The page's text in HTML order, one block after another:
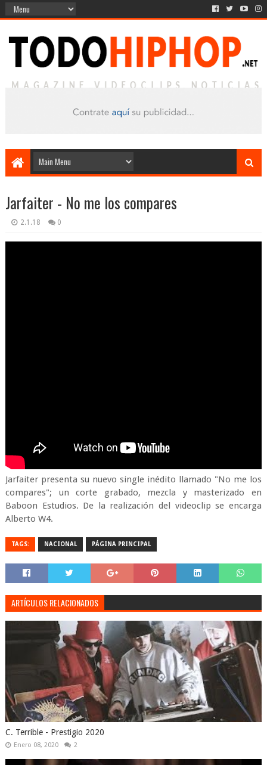
Jarfaiter - No me los compares
2.1.18 0
Jarfaiter presenta su nuevo single inédito llamado "No me los
compares"; un corte grabado, mezcla y masterizado en
Baboon Estudios. De la realización del videoclip se encarga
Alberto W4.
TAGS: NACIONAL PÁGINA PRINCIPAL
ARTÍCULOS RELACIONADOS
C. Terrible - Prestigio 2020
Enero 08, 2020 2